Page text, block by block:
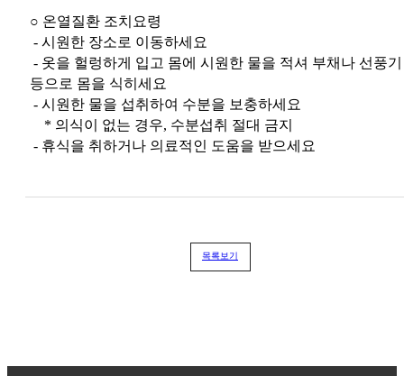
○ 온열질환 조치요령
- 시원한 장소로 이동하세요
- 옷을 헐렁하게 입고 몸에 시원한 물을 적셔 부채나 선풍기
등으로 몸을 식히세요
- 시원한 물을 섭취하여 수분을 보충하세요
* 의식이 없는 경우, 수분섭취 절대 금지
- 휴식을 취하거나 의료적인 도움을 받으세요
목록보기